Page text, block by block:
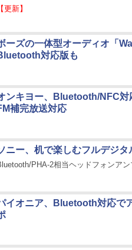
【更新】
ーズの一体型オーディオ「
対応版も
ンキヨー、Bluetooth/NFC対
補完放送対応
ニー、机で楽しむフルデジタ
PHA-2相当ヘッドフォンア
イオニア、Bluetooth対応で